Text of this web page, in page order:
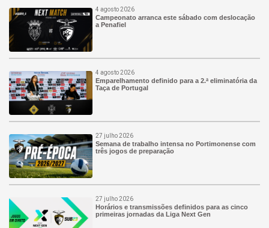
4 agosto 2026
Campeonato arranca este sábado com deslocação
a Penafiel
4 agosto 2026
Emparelhamento definido para a 2.ª eliminatória da
Taça de Portugal
27 julho 2026
Semana de trabalho intensa no Portimonense com
três jogos de preparação
27 julho 2026
Horários e transmissões definidos para as cinco
primeiras jornadas da Liga Next Gen